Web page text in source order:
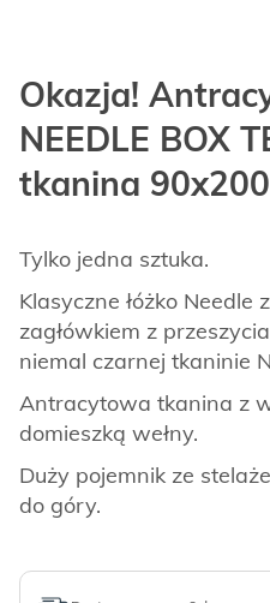
Okazja!
NEEDLE BOX
tkanina
Tylko jedna sztuka.
Klasyczne łóżko Needle
zagłówkiem z
niemal czarnej tkaninie
Antracytowa tkanina z
domieszką wełny.
Duży pojemnik ze
do góry.